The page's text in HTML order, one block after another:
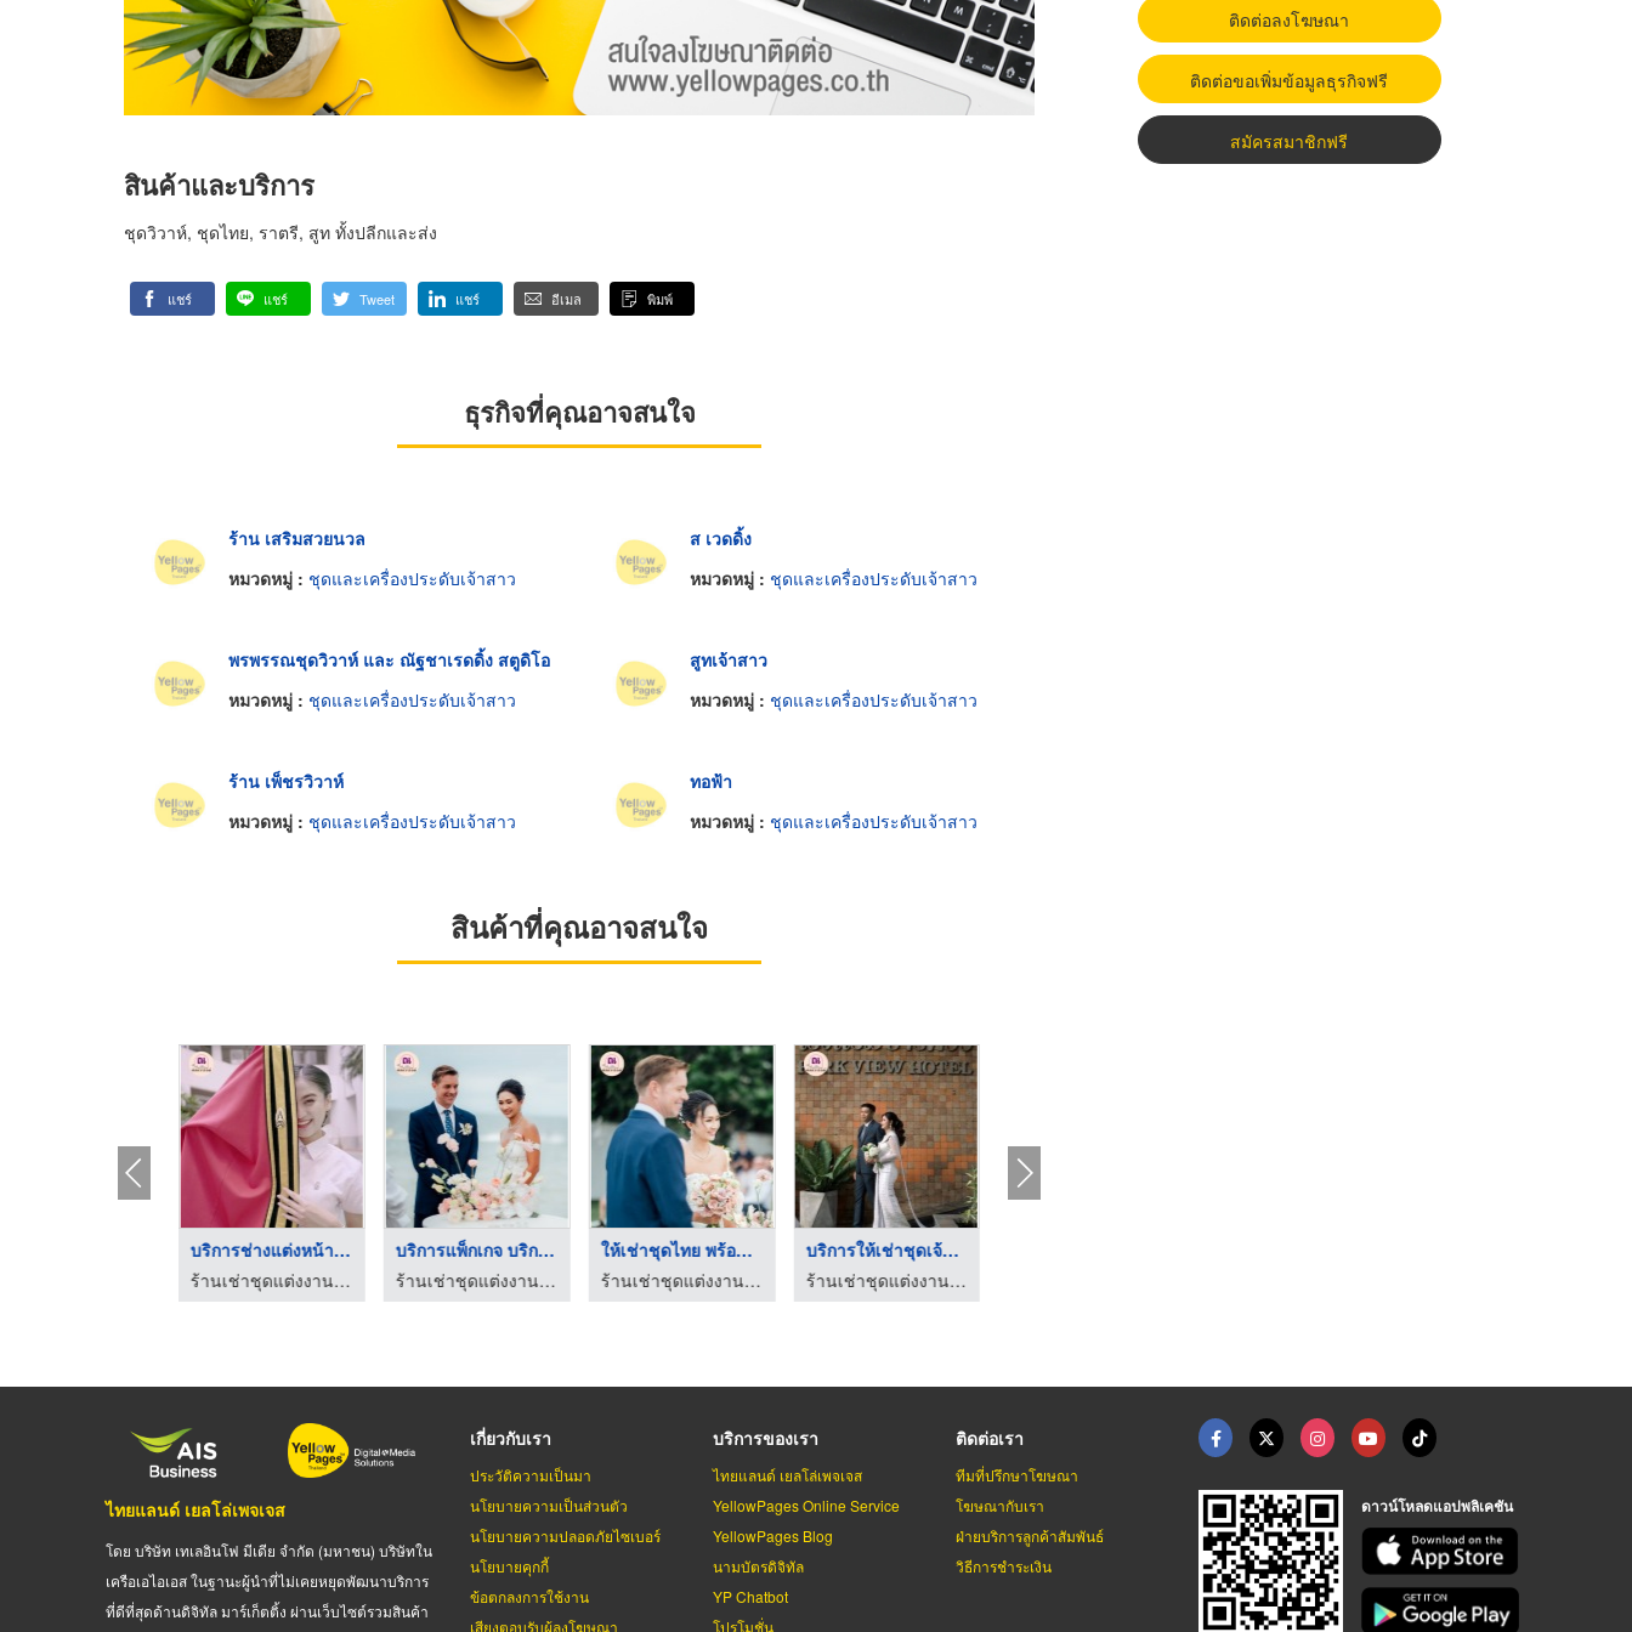
สินค้าและบริการ
ชุดวิวาห์, ชุดไทย, ราตรี, สูท ทั้งปลีกและส่ง
แชร์ แชร์ Tweet แชร์ อีเมล พิมพ์
ธุรกิจที่คุณอาจสนใจ
ร้าน เสริมสวยนวล
หมวดหมู่ : ชุดและเครื่องประดับเจ้าสาว
ส เวดดิ้ง
หมวดหมู่ : ชุดและเครื่องประดับเจ้าสาว
พรพรรณชุดวิวาห์ และ ณัฐชาเรดดิ้ง สตูดิโอ
หมวดหมู่ : ชุดและเครื่องประดับเจ้าสาว
สูทเจ้าสาว
หมวดหมู่ : ชุดและเครื่องประดับเจ้าสาว
ร้าน เพ็ชรวิวาห์
หมวดหมู่ : ชุดและเครื่องประดับเจ้าสาว
ทอฟ้า
หมวดหมู่ : ชุดและเครื่องประดับเจ้าสาว
สินค้าที่คุณอาจสนใจ
บริการช่างแต่งหน้าทำ ...
ร้านเช่าชุดแต่งงานสมุทรปราการ Napattraporn
บริการแพ็กเกจ บริการ ...
ร้านเช่าชุดแต่งงานสมุทรปราการ Napattraporn
ให้เช่าชุดไทย พร้อมแ ...
ร้านเช่าชุดแต่งงานสมุทรปราการ Napattraporn
บริการให้เช่าชุดเจ้า ...
ร้านเช่าชุดแต่งงานสมุทรปราการ Napattraporn
ติดต่อลงโฆษณา
ติดต่อขอเพิ่มข้อมูลธุรกิจฟรี
สมัครสมาชิกฟรี
ไทยแลนด์ เยลโล่เพจเจส
โดย บริษัท เทเลอินโฟ มีเดีย จำกัด (มหาชน) บริษัทใน
เครือเอไอเอส ในฐานะผู้นำที่ไม่เคยหยุดพัฒนาบริการ
ที่ดีที่สุดด้านดิจิทัล มาร์เก็ตติ้ง ผ่านเว็บไซต์รวมสินค้า
เกี่ยวกับเรา
ประวัติความเป็นมา
นโยบายความเป็นส่วนตัว
นโยบายความปลอดภัยไซเบอร์
นโยบายคุกกี้
ข้อตกลงการใช้งาน
เสียงตอบรับผู้ลงโฆษณา
บริการของเรา
ไทยแลนด์ เยลโล่เพจเจส
YellowPages Online Service
YellowPages Blog
นามบัตรดิจิทัล
YP Chatbot
โปรโมชั่น
ติดต่อเรา
ทีมที่ปรึกษาโฆษณา
โฆษณากับเรา
ฝ่ายบริการลูกค้าสัมพันธ์
วิธีการชำระเงิน
ดาวน์โหลดแอปพลิเคชัน